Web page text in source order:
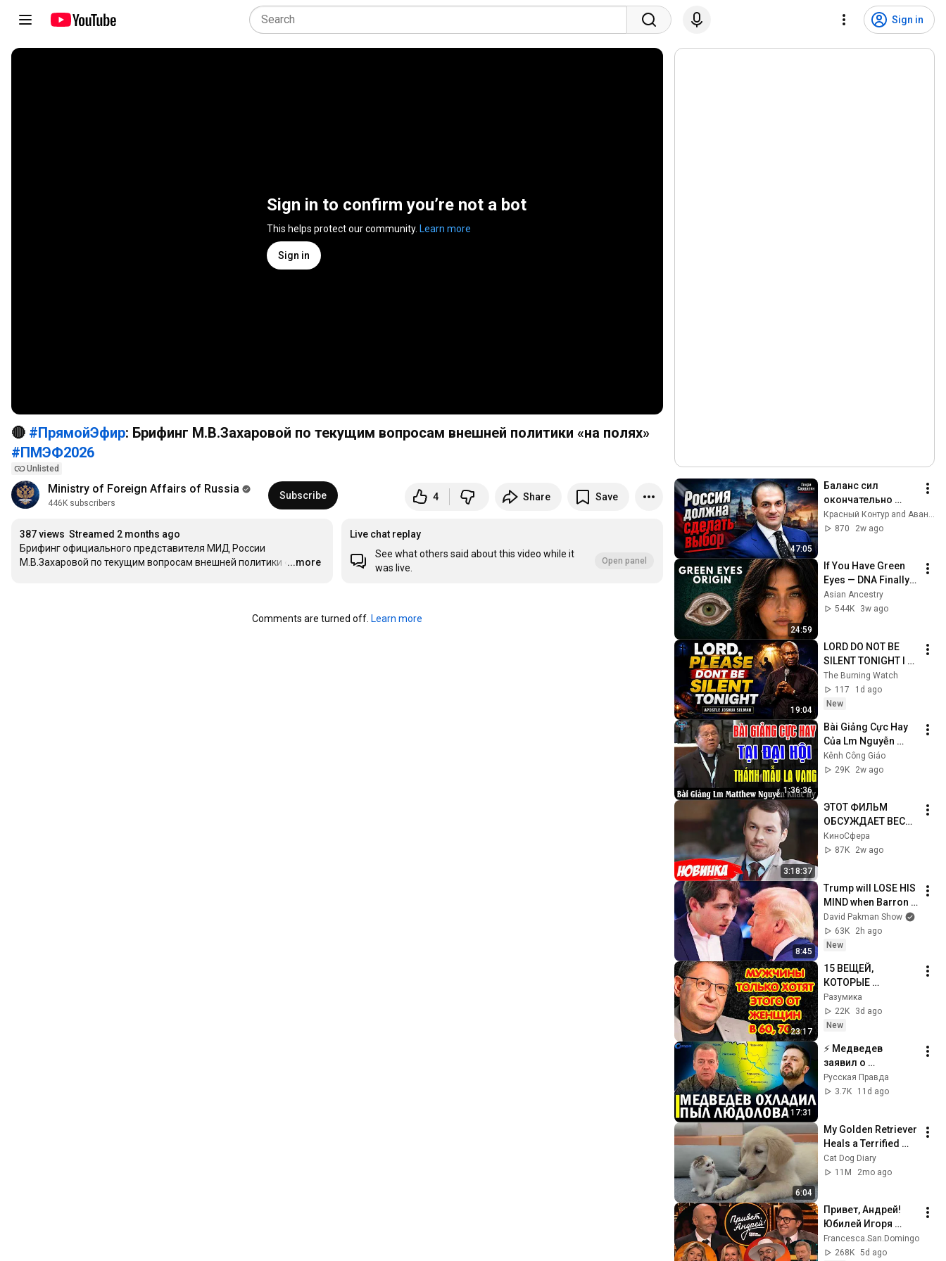
Sign in
Sign in to confirm you’re not a bot
This helps protect our community. Learn more
Sign in
🔴 #ПрямойЭфир: Брифинг М.В.Захаровой по текущим вопросам внешней политики «на полях»
#ПМЭФ2026
Unlisted
Ministry of Foreign Affairs of Russia
446K subscribers
Subscribe 4 Share Save
387 views Streamed 2 months ago
Брифинг официального представителя МИД России
М.В.Захаровой по текущим вопросам внешней политики «…
...more
Live chat replay
See what others said about this video while it
was live.
Open panel
Comments are turned off. Learn more
47:05
Баланс сил
окончательно
разрушен. Генри
Сардарян
Красный Контур and Авантюрист
870
2w ago
24:59
If You Have Green
Eyes — DNA Finally
Revealed Where
They Really Come
Asian Ancestry
544K
3w ago
19:04
LORD DO NOT BE
SILENT TONIGHT I
NEED YOU | NIGHT
PRAYER | APOSTLE
JOSHUA SELMAN
The Burning Watch
117
1d ago
New
1:36:36
Bài Giảng Cực Hay
Của Lm Nguyễn
Khắc Hy Tại Đại Hội
Thánh Mẫu La Vang
Kênh Công Giáo
29K
2w ago
3:18:37
ЭТОТ ФИЛЬМ
ОБСУЖДАЕТ ВЕСЬ
ИНТЕРНЕТ!
СМОТРЕТЬ ВСЕМ! |
КиноCфера
87K
2w ago
8:45
Trump will LOSE HIS
MIND when Barron
goes down
David Pakman Show
63K
2h ago
New
23:17
15 ВЕЩЕЙ,
КОТОРЫЕ
МУЖЧИНЫ ХОТЯТ
ОТ ЖЕНЩИНЫ
ПОСЛЕ 60–70 ЛЕТ
Лабковский
Разумика
22K
3d ago
New
17:31
⚡️ Медведев
заявил о
дополнительных
регионах Украины
Европу
Русская Правда
3.7K
11d ago
6:04
My Golden Retriever
Heals a Terrified
Rescue Kitten in
Just 3 Meetings!
Cat Dog Diary
11M
2mo ago
Привет, Андрей!
Юбилей Игоря
Крутого 01.08.2026
Francesca.San.Domingo
268K 5d ago